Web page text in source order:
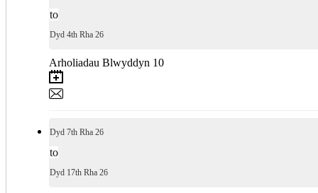
to
Dyd 4th Rha 26
Arholiadau Blwyddyn 10
Dyd 7th Rha 26
to
Dyd 17th Rha 26